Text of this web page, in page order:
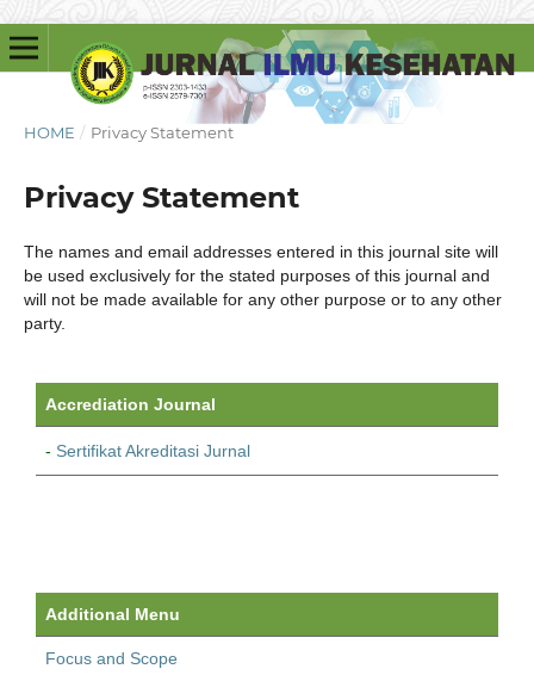
HOME / Privacy Statement
Privacy Statement
The names and email addresses entered in this journal site will
be used exclusively for the stated purposes of this journal and
will not be made available for any other purpose or to any other
party.
Accrediation Journal
- Sertifikat Akreditasi Jurnal
Additional Menu
Focus and Scope